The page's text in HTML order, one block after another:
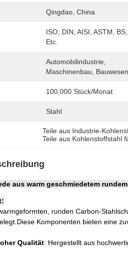
Qingdao, China
ISO, DIN, AISI, ASTM, BS,
Etc.
Automobilindustrie,
Maschinenbau,
100,000 Stück/Monat
Stahl
Teile aus Industrie-
Teile aus Kohlenstoffstahl
aus warm geschmiedetem
runden Carbon-
Komponenten bieten eine
Qualität: Hergestellt aus